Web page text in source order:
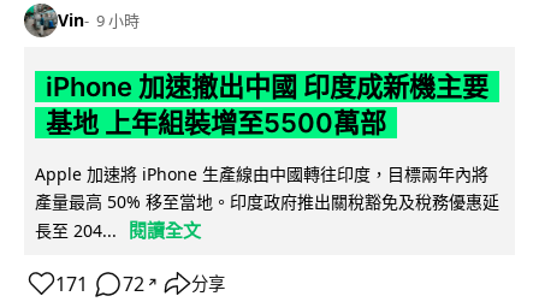
Vin 9 小時
iPhone 加速撤出中國 印度成新機主要
基地 上年組裝增至5500萬部
Apple 加速將 iPhone 生產線由中國轉往印度，目標兩年內將
產量最高 50% 移至當地。印度政府推出關稅豁免及稅務優惠延
長至 204...
閱讀全文
171 72 ↗ 分享